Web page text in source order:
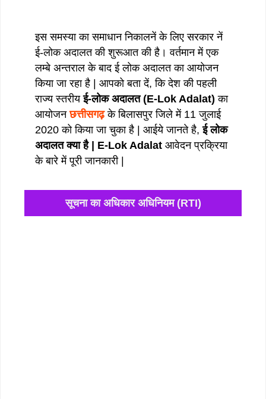
इस समस्या का समाधान निकालनें के लिए सरकार नें
ई-लोक अदालत की शुरूआत की है। वर्तमान में एक
लम्बे अन्तराल के बाद ई लोक अदालत का आयोजन
किया जा रहा है | आपको बता दें, कि देश की पहली
राज्य स्तरीयई-लोक अदालत (E-Lok Adalat)का
आयोजनछत्तीसगढ़ के बिलासपुर जिले में 11 जुलाई
2020 को किया जा चुका है | आईये जानते है,ई लोक
अदालत क्या है | E-Lok Adalat आवेदन प्रक्रिया
के बारे में पूरी जानकारी |
सूचना का अधिकार अधिनियम (RTI)